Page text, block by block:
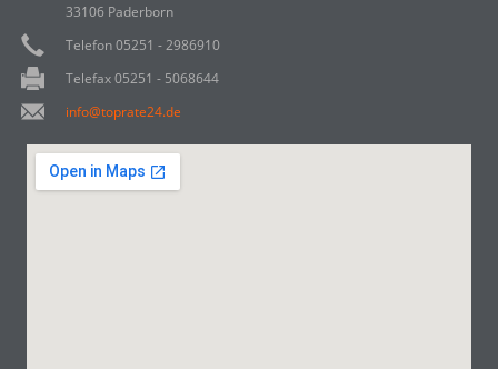
33106 Paderborn
Telefon 05251 - 2986910
Telefax 05251 - 5068644
info@toprate24.de